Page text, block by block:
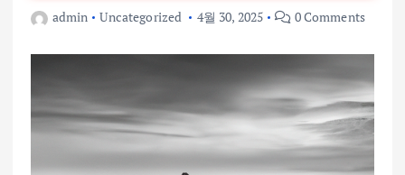
admin Uncategorized 4월 30, 2025 0 Comments